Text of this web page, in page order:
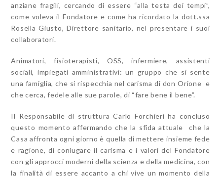
anziane fragili, cercando di essere “alla testa dei tempi”,
come voleva il Fondatore e come ha ricordato la dott.ssa
Rosella Giusto, Direttore sanitario, nel presentare i suoi
collaboratori.
Animatori, fisioterapisti, OSS, infermiere, assistenti
sociali, impiegati amministrativi: un gruppo che si sente
una famiglia, che si rispecchia nel carisma di don Orione e
che cerca, fedele alle sue parole, di “fare bene il bene”.
Il Responsabile di struttura Carlo Forchieri ha concluso
questo momento affermando che la sfida attuale che la
Casa affronta ogni giorno è quella di mettere insieme fede
e ragione, di coniugare il carisma e i valori del Fondatore
con gli approcci moderni della scienza e della medicina, con
la finalità di essere accanto a chi vive un momento della